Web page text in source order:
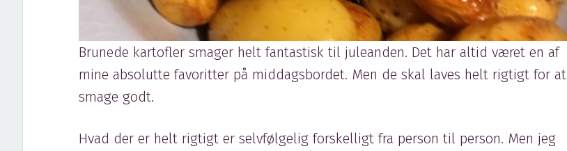
Brunede kartofler smager helt fantastisk til juleanden. Det har altid været en af
mine absolutte favoritter på middagsbordet. Men de skal laves helt rigtigt for at
smage godt.
Hvad der er helt rigtigt er selvfølgelig forskelligt fra person til person. Men jeg